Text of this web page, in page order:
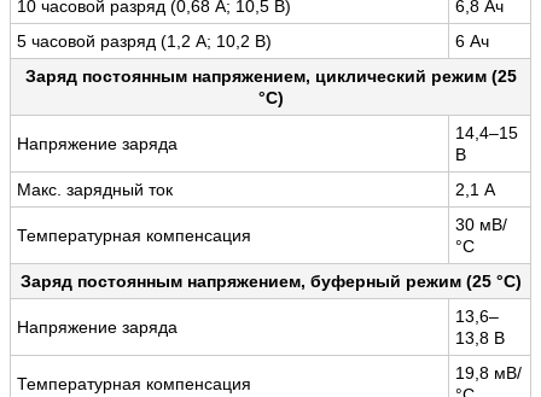
10 часовой разряд (0,68 А; 10,5 В)
6,8 Ач
5 часовой разряд (1,2 А; 10,2 В)
6 Ач
Заряд постоянным напряжением, циклический режим (25
°С)
Напряжение заряда
14,4–15
В
Макс. зарядный ток
2,1 А
Температурная компенсация
30 мВ/
°С
Заряд постоянным напряжением, буферный режим (25 °С)
Напряжение заряда
13,6–
13,8 В
Температурная компенсация
19,8 мВ/